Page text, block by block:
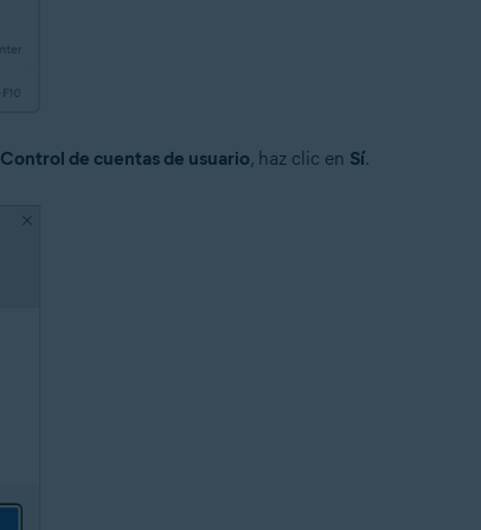
Control de cuentas de usuario, haz clic en Sí.